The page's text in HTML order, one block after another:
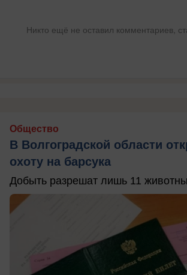
Никто ещё не оставил комментариев,
Общество
В Волгоградской области
охоту на барсука
Добыть разрешат лишь 11